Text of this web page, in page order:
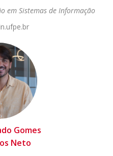
em Sistemas de Informação
Gomes
Neto